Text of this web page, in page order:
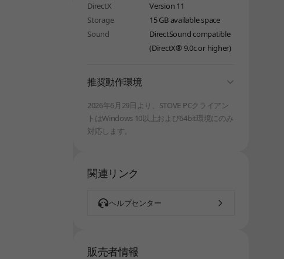
DirectX
Version 11
Storage
15 GB available space
Sound
DirectSound compatible
(DirectX® 9.0c or higher)
推奨動作環境 folding
2026年6月29日より、STOVE PCクライアン
トはWindows 10以上および64bit環境にのみ
対応します。
関連リンク
ヘルプセンター
販売者情報